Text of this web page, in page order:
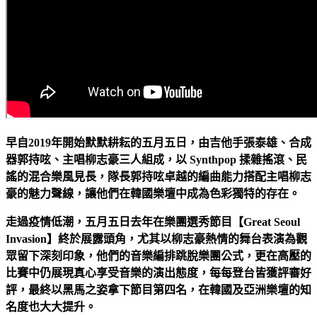
早自2019年開始默默耕耘的五月五日，由吉他手張泰雄、合成
器郭持呟、主唱柳志豪三人組成，以 Synthpop 揉雜搖滾、民
謠的混合樂風見長，隊長郭持呟卓越的編曲能力搭配主唱柳志
豪的魅力聲線，讓他們在韓國樂壇中成為色彩獨特的存在。
走過疫情低潮，五月五日去年在樂團選秀節目【Great Seoul
Invasion】終於展露頭角，尤其以柳志豪熱情的舞台表演為觀
眾留下深刻印象，他們的音樂編排跳脫樂團公式，更在高壓的
比賽中仍展現真心享受音樂的演出態度，每每登台皆獲評審好
評，最終以黑馬之姿拿下節目第四名，在韓國及亞洲樂壇的知
名度也大大提升。